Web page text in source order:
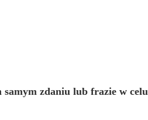
samym zdaniu lub frazie w celu